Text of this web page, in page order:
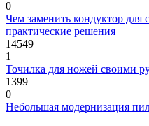
0
Чем заменить кондуктор для
практические решения
14549
1
Точилка для ножей своими
1399
0
Небольшая модернизация